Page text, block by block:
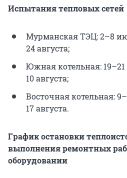
Испытания тепловых сетей
Мурманская ТЭЦ: 2–8
24 августа;
Южная котельная:
10 августа;
Восточная котельная:
17 августа.
График остановки
выполнения ремонтных
оборудовании